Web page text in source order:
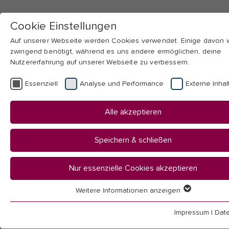
Skip to main navigation Skip to page footer
You
here:
Startseite
Mitarbeitendenübersicht
Mitarbeitende
(Lehrende und wissenschaftsunterstützender Bereich)
Cookie Einstellungen
Auf unserer Webseite werden Cookies verwendet. Einige davon
zwingend benötigt, während es uns andere ermöglichen, deine
Nutzererfahrung auf unserer Webseite zu verbessern.
Essenziell Analyse und Performance Externe
Alle akzeptieren
Speichern & schließen
Nur essenzielle Cookies akzeptieren
Essenzielle Cookies werden für grundlegende Funktionen der
Weitere Informationen anzeigen
Impressum